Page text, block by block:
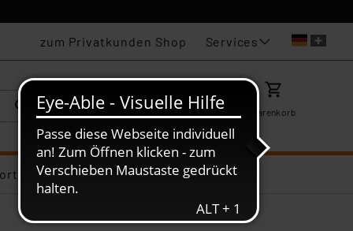
zum Privatkunden Shop Services
KarriereMein ELV Merkzettel Warenkorb
Deals